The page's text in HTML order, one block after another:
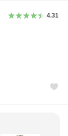
4.31